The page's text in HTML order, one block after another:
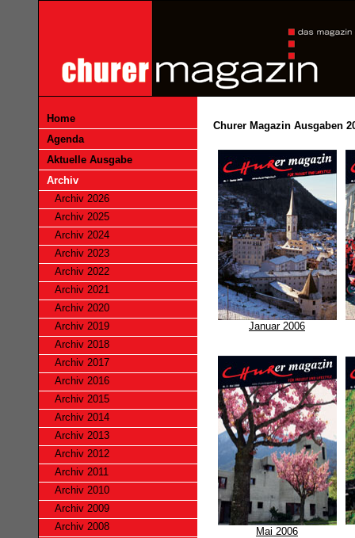
Home
Agenda
Aktuelle Ausgabe
Archiv
Archiv 2026
Archiv 2025
Archiv 2024
Archiv 2023
Archiv 2022
Archiv 2021
Archiv 2020
Archiv 2019
Archiv 2018
Archiv 2017
Archiv 2016
Archiv 2015
Archiv 2014
Archiv 2013
Archiv 2012
Archiv 2011
Archiv 2010
Archiv 2009
Archiv 2008
Churer Magazin Ausgaben
Januar 2006
Mai 2006